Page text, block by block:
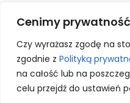
Cenimy
Czy wyrażasz zgodę na
zgodnie z Polityką
na całość lub na
celu przejdź do ustawień